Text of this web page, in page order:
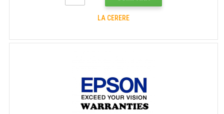
LA CERERE